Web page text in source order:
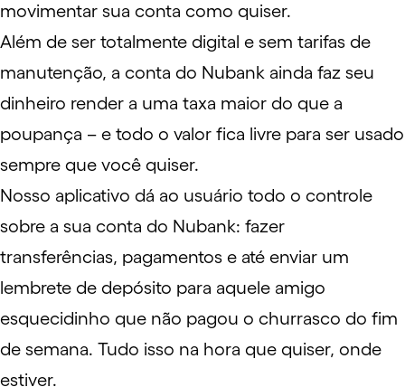
movimentar sua conta como quiser.
Além de ser totalmente digital e sem tarifas de
manutenção, a conta do Nubank ainda faz seu
dinheiro render a uma taxa maior do que a
poupança – e todo o valor fica livre para ser usado
sempre que você quiser.
Nosso aplicativo dá ao usuário todo o controle
sobre a sua conta do Nubank: fazer
transferências, pagamentos e até enviar um
lembrete de depósito para aquele amigo
esquecidinho que não pagou o churrasco do fim
de semana. Tudo isso na hora que quiser, onde
estiver.